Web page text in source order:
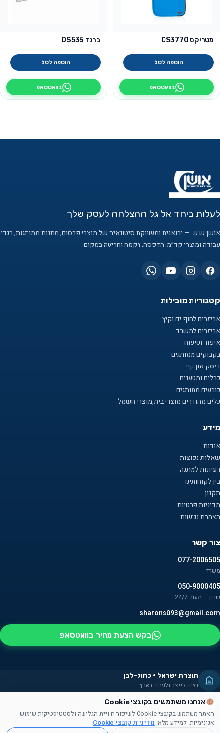
מטריקס OS3770
הוספה לסל
בוואטסאפ
ברנד OS535
הוספה לסל
בוואטסאפ
לעלות ביחד אל גל ההצלחה לעסק שלך
אושן ש.ש. — יבואנית ומשווקת סיטונאית של מוצרי פרסום, מתנות ממותגות, בגדי
עבודה ומוצרי קד״מ. הדפסה, רקמה וחריטה במקום.
קטגוריות מובילות
אביזרים לחוף ים וקיץ
אביזרים למשרד
איפור וטיפוח
בקבוקים ממותגים
דיסק און קיי
כבלים ומטענים
כובעים ממותגים
כלים מהודרים מוצרי בית,מוצרי חשמל
מידע
אודות
שאלות נפוצות
רעיונות למתנה
בין לקוחותינו
תקנון
מדיניות פרטיות
הצהרת נגישות
צור קשר
077-2006505
משרד
050-9000405
שרון — מענה 24/7
sharons093@gmail.com
בקש הצעת מחיר בוואטסאפ
תוצרת ישראל · כחול-לבן
גאים לייצר ולעבוד בארץ
מעסיקים אנשים עם מוגבלויות
חלק מהמוצרים מורכבים על ידם — שילוב אמיתי בקהילה
תרומה לקהילה
תורמים זמן, מוצרים ועזרה לקהילה הישראלית
אנחנו משתמשים בקובצי Cookie
האתר משתמש בקובצי Cookie לשיפור חוויית הגלישה ולסטטיסטיקות שימוש
אנונימיות. למידע מלא: מדיניות קובצי Cookie
.